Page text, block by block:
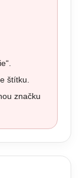
štítku.
značku